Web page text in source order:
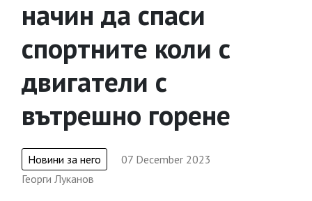
начин да спаси
спортните коли с
двигатели с
вътрешно горене
Новини за него
07 December 2023
Георги Луканов